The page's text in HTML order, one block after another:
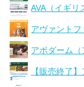
AVA（イギリ
アヴァントフ
アボダーム（
【販売終了